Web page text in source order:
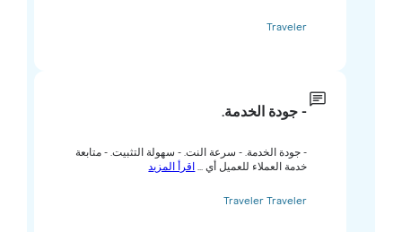
Traveler
- جودة الخدمة.
- جودة الخدمة. - سرعة النت. - سهولة التثبيت. - متابعة
خدمة العملاء للعميل أي ...اقرأ المزيد
Traveler Traveler